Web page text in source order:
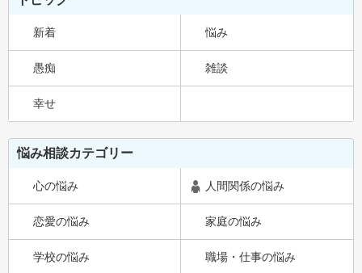
新着 悩み
愚痴 雑談
幸せ
悩み相談カテゴリー
心の悩み 人間関係の悩み
恋愛の悩み 家庭の悩み
学校の悩み 職場・仕事の悩み